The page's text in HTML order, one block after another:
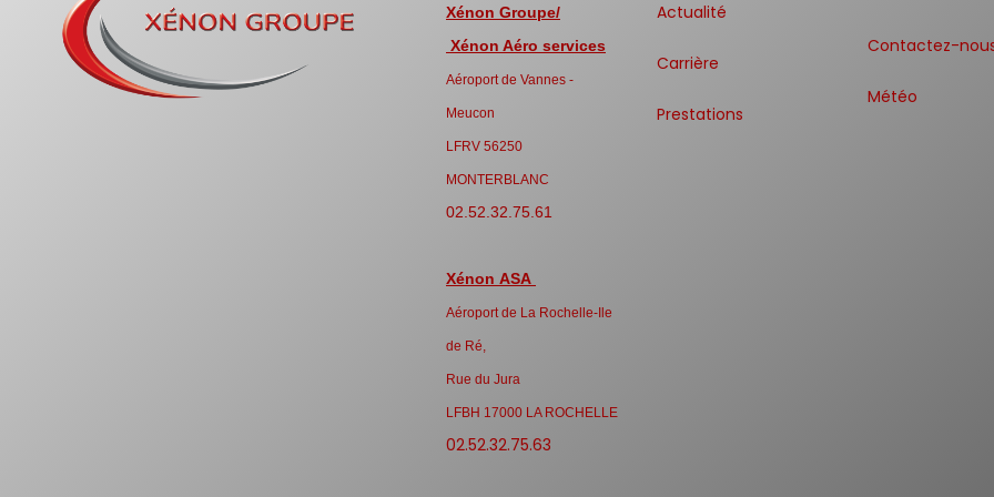
Xénon Groupe/
Xénon Aéro services
Aéroport de Vannes -
Meucon
LFRV 56250
MONTERBLANC
02.52.32.75.61
Xénon ASA
Aéroport de La Rochelle-Ile
de Ré,
Rue du Jura
LFBH 17000 LA ROCHELLE
02.52.32.75.63
Actualité
Carrière
Prestations
Contactez-
Météo